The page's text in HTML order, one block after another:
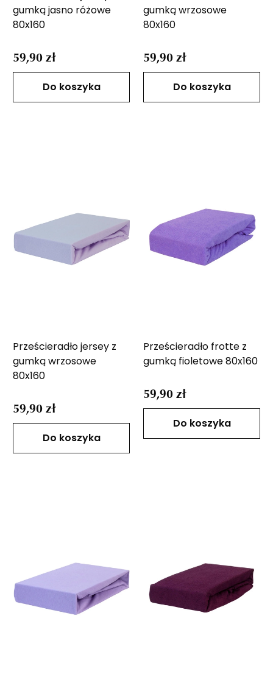
gumką jasno różowe
80x160
59,90 zł
Do koszyka
gumką wrzosowe
80x160
59,90 zł
Do koszyka
Prześcieradło jersey z
gumką wrzosowe
80x160
59,90 zł
Do koszyka
Prześcieradło frotte z
gumką fioletowe 80x160
59,90 zł
Do koszyka